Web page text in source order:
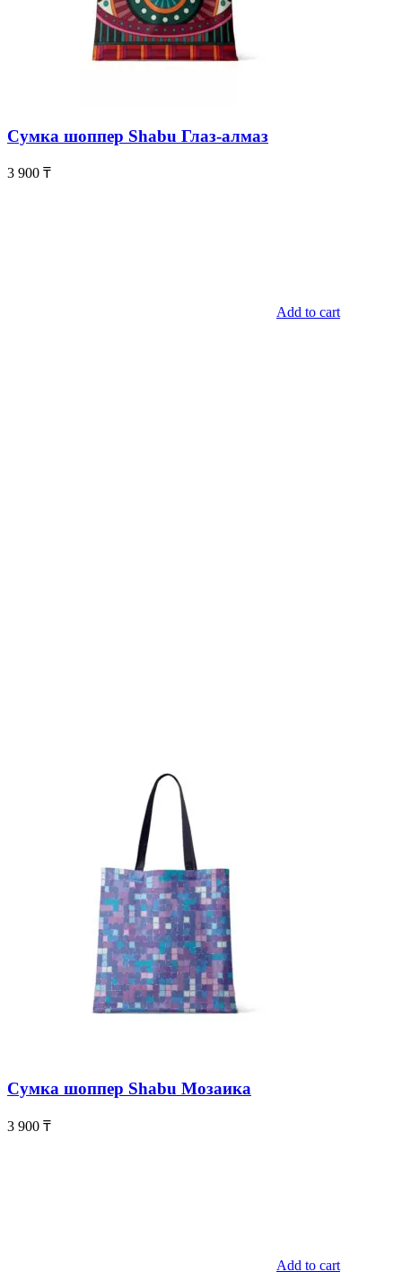
Сумка шоппер Shabu Глаз-алмаз
3 900 ₸
Add to cart
Сумка шоппер Shabu Мозаика
3 900 ₸
Add to cart